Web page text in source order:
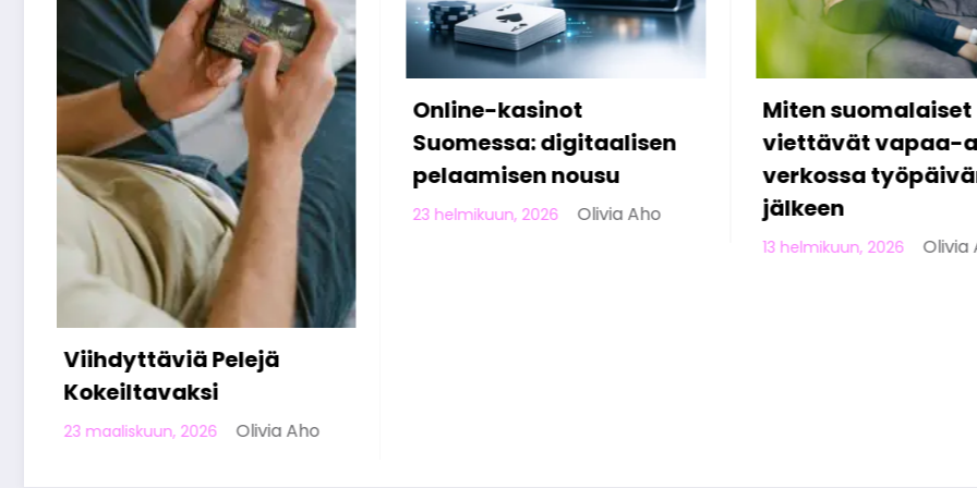
Online-kasinot
Suomessa: digitaalisen
pelaamisen nousu
23 helmikuun, 2026 Olivia Aho
Miten suomalaiset
viettävät vapaa-aikaa
verkossa työpäivän
jälkeen
5 asiaa, joita et
modernista online-
uhkapelaamisesta
10 helmikuun, 2026